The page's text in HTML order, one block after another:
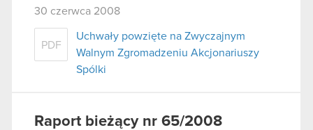
30 czerwca 2008
PDF
Uchwały powzięte na Zwyczajnym
Walnym Zgromadzeniu Akcjonariuszy
Spólki
Raport bieżący nr 65/2008